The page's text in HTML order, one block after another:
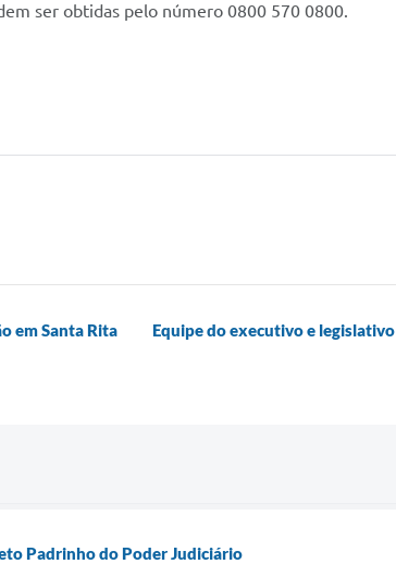
ser obtidas pelo número 0800 570 0800.
em Santa Rita
Equipe do executivo e
Padrinho do Poder Judiciário